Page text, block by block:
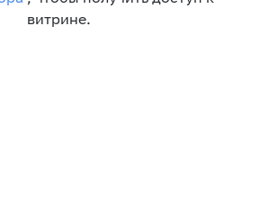
витрине.